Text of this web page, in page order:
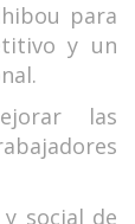
para
y un
las
social de